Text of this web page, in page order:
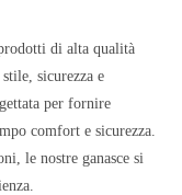
di alta qualità
sicurezza e
per fornire
comfort e sicurezza.
le nostre ganasce si